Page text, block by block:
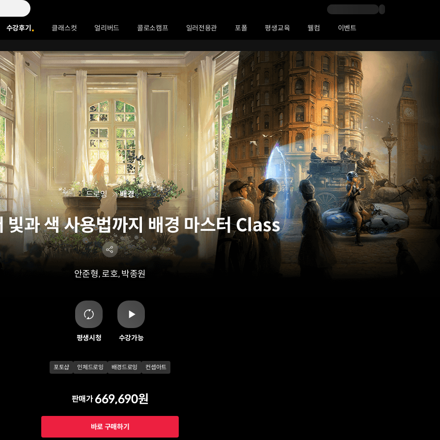
수강후기 클래스컷 얼리버드 콜로소캠프 일러전용관 포폴 평생교육 웰컴 이벤트
빛과 색 사용법까지 배경 마스터 Class
안준형, 로호, 박종원
드로잉 배경
평생시청 수강가능
포토샵 인체드로잉 배경드로잉 컨셉아트
판매가669,690원
바로 구매하기